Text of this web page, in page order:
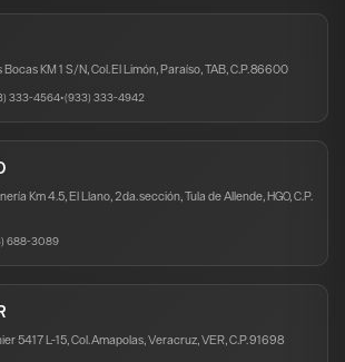
KM 1 S/N, Col. El Limón, Paraíso, TAB, C.P. 86600
333-4564•(933) 333-4942
Km 4.5, El Llano, 2da. sección, Tula de Allende, HGO, C.P.
688-3089
5417 L-15, Col. Amapolas, Veracruz, VER, C.P. 91698